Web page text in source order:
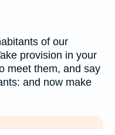
of our
provision in your
meet them, and say
and now make